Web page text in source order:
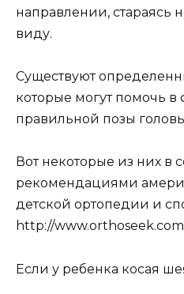
направлении, стараясь
виду.
Существуют
которые могут помочь
правильной позы
Вот некоторые из них в
рекомендациями
детской ортопедии и
http://
Если у ребенка косая